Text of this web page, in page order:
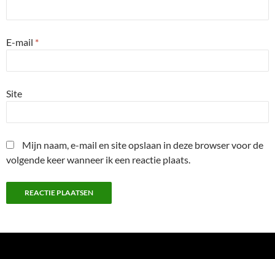
E-mail *
Site
Mijn naam, e-mail en site opslaan in deze browser voor de
volgende keer wanneer ik een reactie plaats.